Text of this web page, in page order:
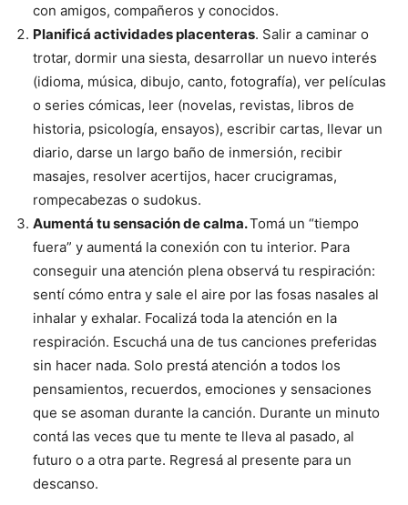
con amigos, compañeros y conocidos.
Planificá actividades placenteras. Salir a caminar o
trotar, dormir una siesta, desarrollar un nuevo interés
(idioma, música, dibujo, canto, fotografía), ver películas
o series cómicas, leer (novelas, revistas, libros de
historia, psicología, ensayos), escribir cartas, llevar un
diario, darse un largo baño de inmersión, recibir
masajes, resolver acertijos, hacer crucigramas,
rompecabezas o sudokus.
Aumentá tu sensación de calma.Tomá un “tiempo
fuera” y aumentá la conexión con tu interior. Para
conseguir una atención plena observá tu respiración:
sentí cómo entra y sale el aire por las fosas nasales al
inhalar y exhalar. Focalizá toda la atención en la
respiración. Escuchá una de tus canciones preferidas
sin hacer nada. Solo prestá atención a todos los
pensamientos, recuerdos, emociones y sensaciones
que se asoman durante la canción. Durante un minuto
contá las veces que tu mente te lleva al pasado, al
futuro o a otra parte. Regresá al presente para un
descanso.